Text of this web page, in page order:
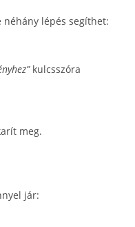
néhány lépés segíthet:
kulcsszóra
meg.
jár: